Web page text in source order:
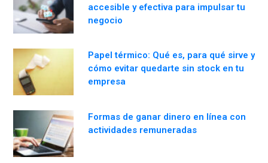
accesible y efectiva para impulsar tu
negocio
Papel térmico: Qué es, para qué sirve y
cómo evitar quedarte sin stock en tu
empresa
Formas de ganar dinero en línea con
actividades remuneradas